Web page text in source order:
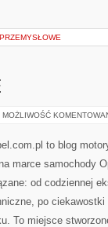
MOŻLIWOŚĆ
to blog
marce samochody
od codziennej
po
To miejsce